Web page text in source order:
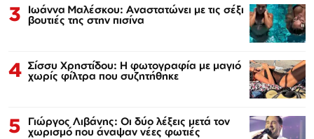
3 Ιωάννα Μαλέσκου: Αναστατώνει με τις σέξι
βουτιές της στην πισίνα
4 Σίσσυ Χρηστίδου: Η φωτογραφία με μαγιό
χωρίς φίλτρα που συζητήθηκε
5 Γιώργος Λιβάνης: Οι δύο λέξεις μετά τον
χωρισμό που άναψαν νέες φωτιές